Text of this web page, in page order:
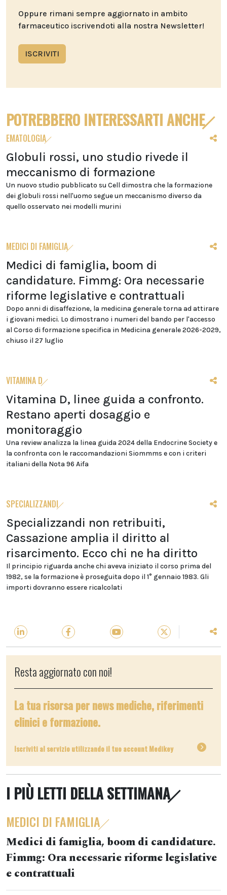
Oppure rimani sempre aggiornato in ambito
farmaceutico iscrivendoti alla nostra Newsletter!
ISCRIVITI
POTREBBERO INTERESSARTI ANCHE
EMATOLOGIA
Globuli rossi, uno studio rivede il
meccanismo di formazione
Un nuovo studio pubblicato su Cell dimostra che la formazione
dei globuli rossi nell'uomo segue un meccanismo diverso da
quello osservato nei modelli murini
MEDICI DI FAMIGLIA
Medici di famiglia, boom di
candidature. Fimmg: Ora necessarie
riforme legislative e contrattuali
Dopo anni di disaffezione, la medicina generale torna ad attirare
i giovani medici. Lo dimostrano i numeri del bando per l'accesso
al Corso di formazione specifica in Medicina generale 2026-2029,
chiuso il 27 luglio
VITAMINA D
Vitamina D, linee guida a confronto.
Restano aperti dosaggio e
monitoraggio
Una review analizza la linea guida 2024 della Endocrine Society e
la confronta con le raccomandazioni Siommms e con i criteri
italiani della Nota 96 Aifa
SPECIALIZZANDI
Specializzandi non retribuiti,
Cassazione amplia il diritto al
risarcimento. Ecco chi ne ha diritto
Il principio riguarda anche chi aveva iniziato il corso prima del
1982, se la formazione è proseguita dopo il 1° gennaio 1983. Gli
importi dovranno essere ricalcolati
Resta aggiornato con noi!
La tua risorsa per news mediche, riferimenti
clinici e formazione.
Iscriviti al servizio utilizzando il tuo account Medikey
I PIÙ LETTI DELLA SETTIMANA
MEDICI DI FAMIGLIA
Medici di famiglia, boom di candidature.
Fimmg: Ora necessarie riforme legislative
e contrattuali